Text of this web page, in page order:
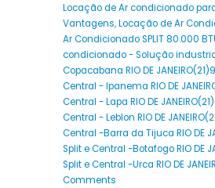
Locação de Ar condicionado
Vantagens,Locação de Ar
Ar Condicionado SPLIT 80.000
condicionado - Solução
Copacabana RIO DE
Central - Ipanema RIO DE
Central - Lapa RIO DE
Central - Leblon RIO DE
Central -Barra da Tijuca RIO DE
Split e Central -Botafogo RIO DE
Split e Central -Urca RIO DE
Comments